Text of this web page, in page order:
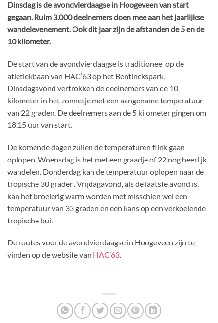
Dinsdag is de avondvierdaagse in Hoogeveen van start
gegaan. Ruim 3.000 deelnemers doen mee aan het jaarlijkse
wandelevenement. Ook dit jaar zijn de afstanden de 5 en de
10 kilometer.
De start van de avondvierdaagse is traditioneel op de
atletiekbaan van HAC’63 op het Bentinckspark.
Dinsdagavond vertrokken de deelnemers van de 10
kilometer in het zonnetje met een aangename temperatuur
van 22 graden. De deelnemers aan de 5 kilometer gingen om
18.15 uur van start.
De komende dagen zullen de temperaturen flink gaan
oplopen. Woensdag is het met een graadje of 22 nog heerlijk
wandelen. Donderdag kan de temperatuur oplopen naar de
tropische 30 graden. Vrijdagavond, als de laatste avond is,
kan het broeierig warm worden met misschien wel een
temperatuur van 33 graden en een kans op een verkoelende
tropische bui.
De routes voor de avondvierdaagse in Hoogeveen zijn te
vinden op de website van HAC’63.